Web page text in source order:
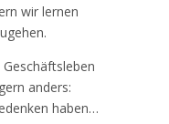
wir lernen
anders:
haben…